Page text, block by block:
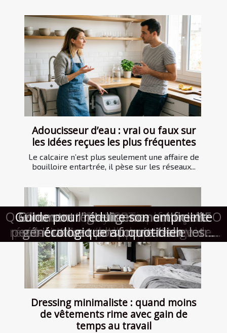
Adoucisseur d’eau : vrai ou faux sur
les idées reçues les plus fréquentes
Le calcaire n’est plus seulement une affaire de
bouilloire entartrée, il pèse sur les réseaux...
Dressing minimaliste : quand moins
de vêtements rime avec gain de
temps au travail
Équipements high-tech : atout ou
piège pour la sécurité domestique ?
Bureaux du futur : espaces de vie ou
machines à innover ?
Techniques avancées pour un
diagnostic électrique efficace
Techniques modernes de
personnalisation de porte-clés : ce
que vous devez savoir
Les meilleurs critères pour
sélectionner une application de
rencontres efficace
Comment l'injection plastique
révolutionne-t-elle la production
industrielle ?
Comment ChatGPT en français
révolutionne-t-il l'apprentissage des
langues ?
Quelles stratégies un consultant SEO
peut-il utiliser pour revitaliser votre
site web ?
Comment l'intelligence artificielle
générative transforme-t-elle les
industries créatives ?
Guide pour réduire son empreinte
écologique au quotidien